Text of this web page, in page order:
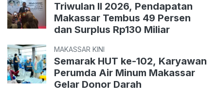
Triwulan II 2026, Pendapatan
Makassar Tembus 49 Persen
dan Surplus Rp130 Miliar
MAKASSAR KINI
Semarak HUT ke-102, Karyawan
Perumda Air Minum Makassar
Gelar Donor Darah